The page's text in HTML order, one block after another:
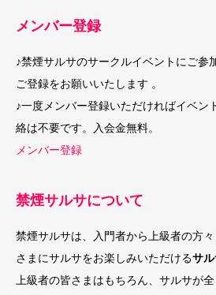
メンバー登録
♪禁煙サルサのサークルイベントにご参
ご登録をお願いいたします 。
♪一度メンバー登録いただければイベン
絡は不要です。入会金無料。
メンバー登録
禁煙サルサについて
禁煙サルサは、入門者から上級者の方
さまにサルサをお楽しみいただけるサ
上級者の皆さまはもちろん、サルサが